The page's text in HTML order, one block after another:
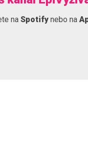
na Spotify nebo na